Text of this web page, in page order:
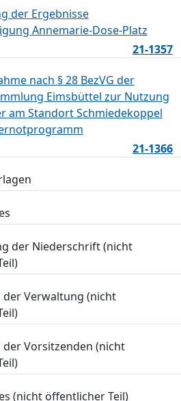
der Ergebnisse
Annemarie-Dose-Platz
21-1357
nach § 28 BezVG der
Eimsbüttel zur Nutzung
am Standort Schmiedekoppel
21-1366
der Niederschrift (nicht
Verwaltung (nicht
Vorsitzenden (nicht
(nicht öffentlicher Teil)